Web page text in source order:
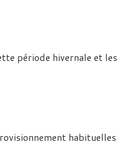
période hivernale et les
habituelles